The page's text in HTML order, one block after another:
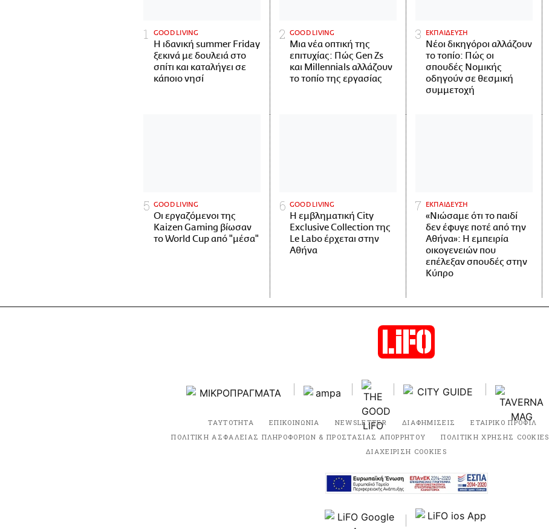
GOOD LIVING
Η ιδανική summer Friday
ξεκινά με δουλειά στο
σπίτι και καταλήγει σε
κάποιο νησί
GOOD LIVING
Μια νέα οπτική της
επιτυχίας: Πώς Gen Zs
και Millennials αλλάζουν
το τοπίο της εργασίας
ΕΚΠΑΙΔΕΥΣΗ
Νέοι δικηγόροι αλλάζουν
το τοπίο: Πώς οι
σπουδές Νομικής
οδηγούν σε θεσμική
συμμετοχή
GOOD LIVING
Οι εργαζόμενοι της
Kaizen Gaming βίωσαν
το World Cup από "μέσα"
GOOD LIVING
Η εμβληματική City
Exclusive Collection της
Le Labo έρχεται στην
Αθήνα
ΕΚΠΑΙΔΕΥΣΗ
«Νιώσαμε ότι το παιδί
δεν έφυγε ποτέ από την
Αθήνα»: Η εμπειρία
οικογενειών που
επέλεξαν σπουδές στην
Κύπρο
ΤΑΥΤΟΤΗΤΑ ΕΠΙΚΟΙΝΩΝΙΑ NEWSLETTER ΔΙΑΦΗΜΙΣΕΙΣ ΕΤΑΙΡΙΚΟ ΠΡΟΦΙΛ
ΠΟΛΙΤΙΚΗ ΑΣΦΑΛΕΙΑΣ ΠΛΗΡΟΦΟΡΙΩΝ & ΠΡΟΣΤΑΣΙΑΣ ΑΠΟΡΡΗΤΟΥ
ΠΟΛΙΤΙΚΗ ΧΡΗΣΗΣ COOKIES
ΔΙΑΧΕΙΡΙΣΗ COOKIES